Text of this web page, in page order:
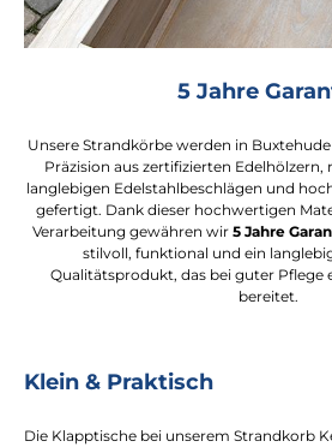
5 Jahre
Unsere Strandkörbe werden in
Präzision aus zertifizierten Edelhölzern,
langlebigen Edelstahlbeschlägen und
gefertigt. Dank dieser hochwertigen
Verarbeitung gewähren wir 5 Jahre
stilvoll, funktional und ein
Qualitätsprodukt, das bei guter Pflege
bereitet.
Klein & Praktisch
Die Klapptische bei unserem Strandkorb